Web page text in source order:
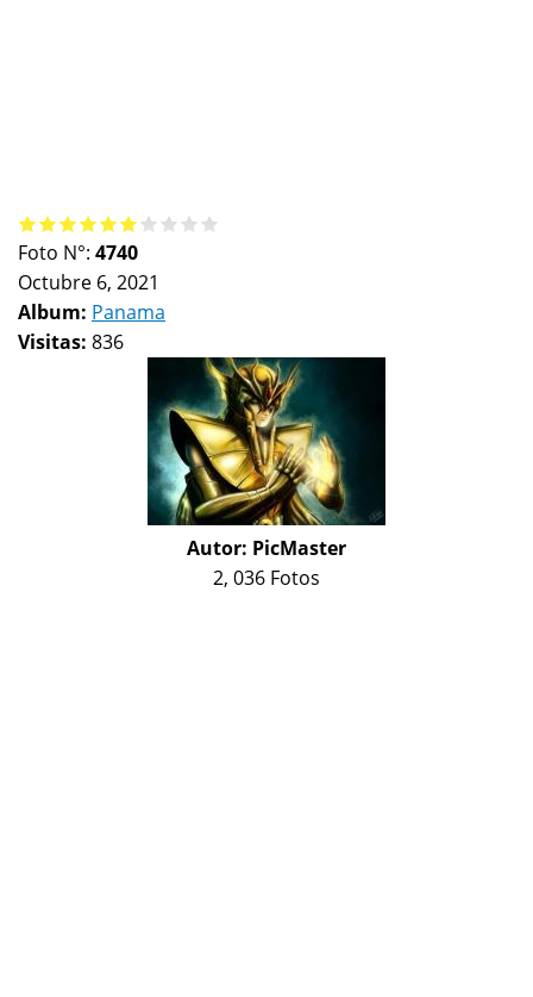
Foto N°: 4740
Octubre 6, 2021
Album: Panama
Visitas: 836
Autor: PicMaster
2, 036 Fotos